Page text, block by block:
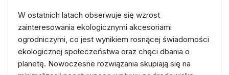
W ostatnich latach obserwuje się wzrost
zainteresowania ekologicznymi akcesoriami
ogrodniczymi, co jest wynikiem rosnącej świadomości
ekologicznej społeczeństwa oraz chęci dbania o
planetę. Nowoczesne rozwiązania skupiają się na